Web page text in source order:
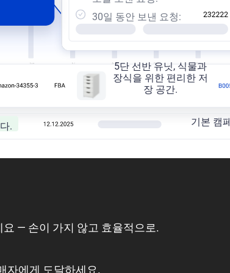
30일 동안 보낸 요청:
5단 선반 유닛, 식물과
장식을 위한 편리한 저
장 공간.
기본 캠
.
— 손이 가지 않고 효율적으로.
자에게 도달하세요.